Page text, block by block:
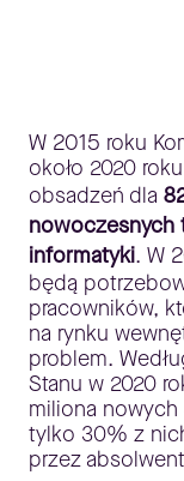
W 2015 roku
około 2020
obsadzeń dla
nowoczesnych
informatyki. W
będą
pracowników,
na rynku
problem.
Stanu w 2020
miliona
tylko 30% z
przez